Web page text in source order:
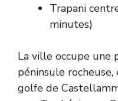
Trapani
minutes)
La ville occupe une
péninsule
golfe de